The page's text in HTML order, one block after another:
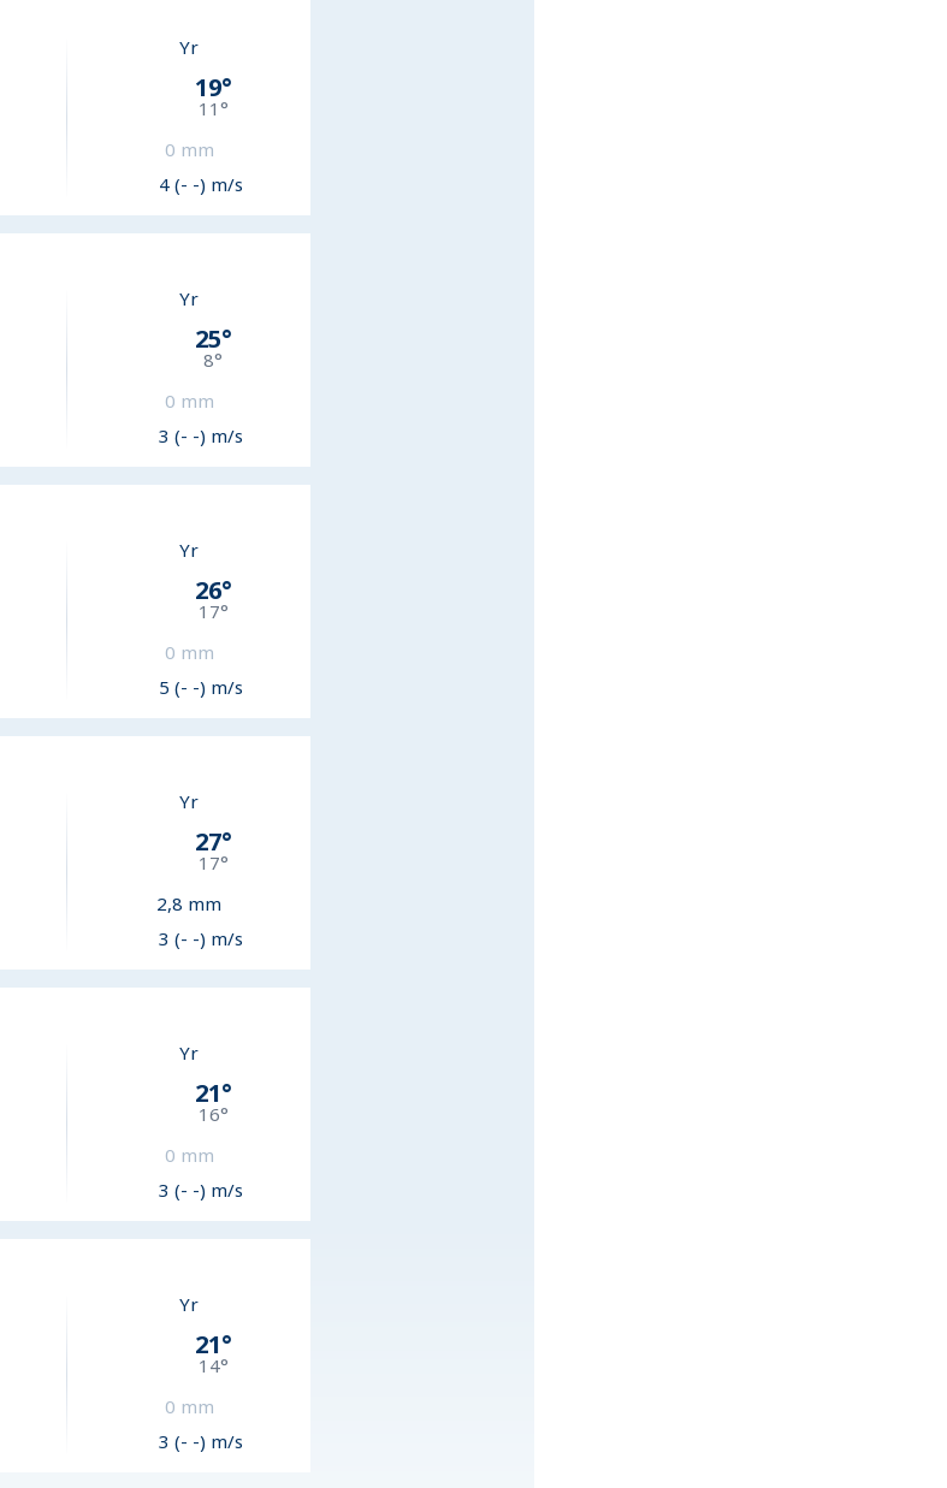
Yr
19°
11 °
0 mm
4 (- -) m/s
Yr
25°
8°
0 mm
3 (- -) m/s
Yr
26°
17°
0 mm
5 (- -) m/s
Yr
27°
17°
2,8 mm
3 (- -) m/s
Yr
21°
16°
0 mm
3 (- -) m/s
Yr
21°
14°
0 mm
3 (- -) m/s